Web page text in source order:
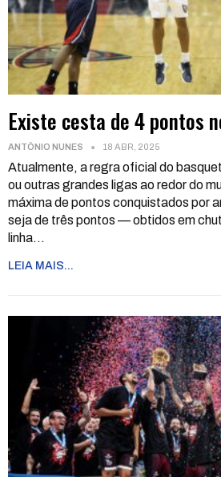
Existe cesta de 4 pontos
ANTÔNIO NUNES 18 ABR, 2025
Atualmente, a regra oficial do
ou outras grandes ligas ao redor do
máxima de pontos conquistados por
seja de três pontos — obtidos em
linha…
LEIA MAIS...